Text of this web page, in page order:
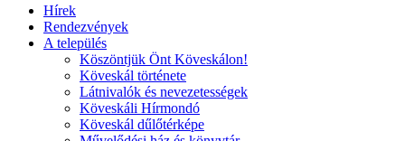
Skip
content
Hírek
Rendezvények
A település
Köszöntjük Önt Köveskálon!
Köveskál története
Látnivalók és nevezetességek
Köveskáli Hírmondó
Köveskál dűlőtérképe